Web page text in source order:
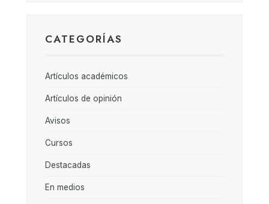
CATEGORÍAS
Artículos académicos
Artículos de opinión
Avisos
Cursos
Destacadas
En medios